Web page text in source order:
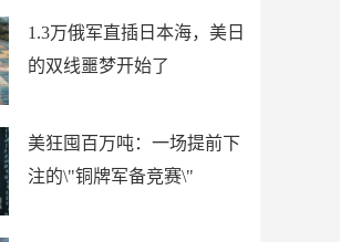
1.3万俄军直插日本海，美日
的双线噩梦开始了
美狂囤百万吨：一场提前下
注的\"铜牌军备竞赛\"